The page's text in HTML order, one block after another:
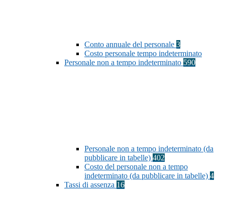
Conto annuale del personale 3
Costo personale tempo indeterminato
Personale non a tempo indeterminato 590
Personale non a tempo indeterminato (da
pubblicare in tabelle) 402
Costo del personale non a tempo
indeterminato (da pubblicare in tabelle) 4
Tassi di assenza 16